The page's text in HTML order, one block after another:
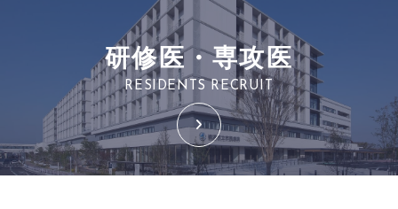
研修医・専攻医
RESIDENTS RECRUIT